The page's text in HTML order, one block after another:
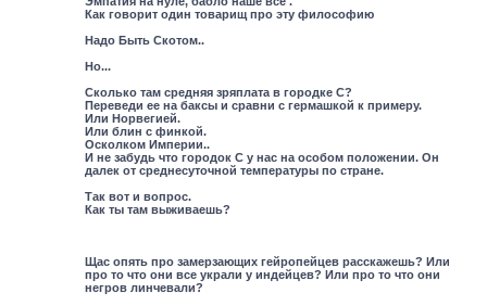
Как говорит один товарищ про эту философию
Надо Быть Скотом..
Но...
Сколько там средняя зряплата в городке С?
Переведи ее на баксы и сравни с гермашкой к примеру.
Или Норвегией.
Или блин с финкой.
Осколком Империи..
И не забудь что городок С у нас на особом положении. Он
далек от среднесуточной температуры по стране.
Так вот и вопрос.
Как ты там выживаешь?
Щас опять про замерзающих гейропейцев расскажешь? Или
про то что они все украли у индейцев? Или про то что они
негров линчевали?